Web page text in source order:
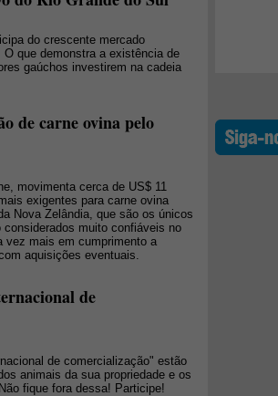
do crescente mercado
que demonstra a existência de
gaúchos investirem na cadeia
de carne ovina pelo
movimenta cerca de US$ 11
exigentes para carne ovina
Nova Zelândia, que são os únicos
muito confiáveis no
vez mais em cumprimento a
aquisições eventuais.
de
de comercialização" estão
animais da sua propriedade e os
fique fora dessa! Participe!